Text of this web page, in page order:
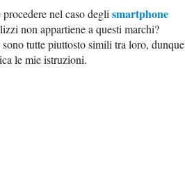
nel caso degli smartphone
non appartiene a questi marchi?
tutte piuttosto simili tra loro, dunque
le mie istruzioni.